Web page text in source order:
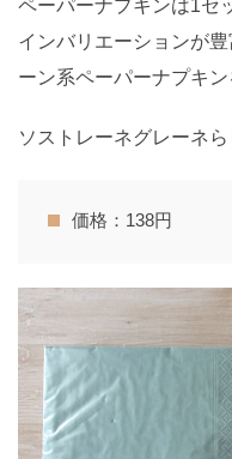
ペーパーナプキンは1セ
インバリエーションが
ーン系ペーパーナプキン
ソストレーネグレーネら
価格：138円